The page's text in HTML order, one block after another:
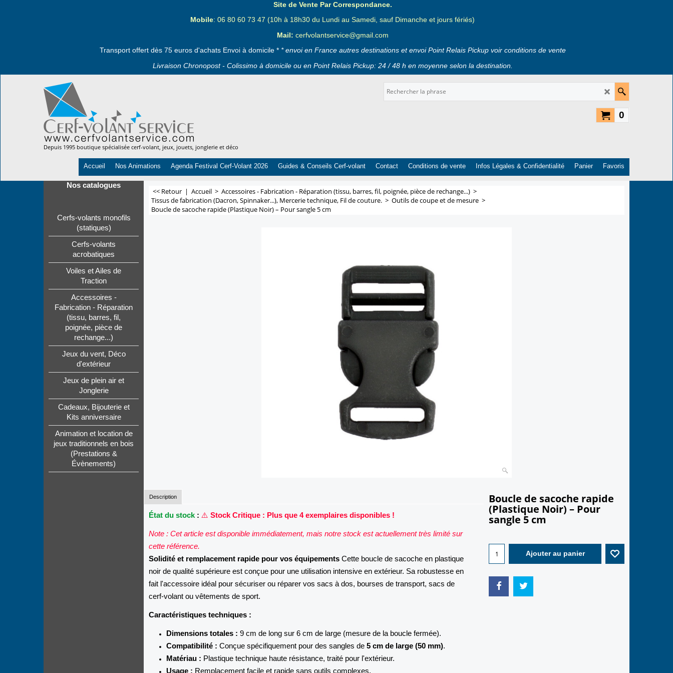
Site de Vente Par Correspondance.
Mobile: 06 80 60 73 47 (10h à 18h30 du Lundi au Samedi, sauf Dimanche et jours fériés)
Mail: cerfvolantservice@gmail.com
Transport offert dès 75 euros d'achats Envoi à domicile * * envoi en France autres destinations et envoi Point Relais Pickup voir conditions de vente
Livraison Chronopost - Colissimo à domicile ou en Point Relais Pickup: 24 / 48 h en moyenne selon la destination.
Depuis 1995 boutique spécialisée cerf-volant, jeux, jouets, jonglerie et déco
0
Accueil Nos Animations Agenda Festival Cerf-Volant 2026 Guides & Conseils Cerf-volant Contact Conditions de vente Infos Légales & Confidentialité Panier Favoris
Nos catalogues
Cerfs-volants monofils
(statiques)
Cerfs-volants
acrobatiques
Voiles et Ailes de
Traction
Accessoires -
Fabrication - Réparation
(tissu, barres, fil,
poignée, pièce de
rechange...)
Jeux du vent, Déco
d'extérieur
Jeux de plein air et
Jonglerie
Cadeaux, Bijouterie et
Kits anniversaire
Animation et location de
jeux traditionnels en bois
(Prestations &
Évènements)
<< Retour | Accueil > Accessoires - Fabrication - Réparation (tissu, barres, fil, poignée, pièce de rechange...) >
Tissus de fabrication (Dacron, Spinnaker...), Mercerie technique, Fil de couture. > Outils de coupe et de mesure >
Boucle de sacoche rapide (Plastique Noir) – Pour sangle 5 cm
Boucle de sacoche rapide
(Plastique Noir) – Pour
sangle 5 cm
Description
État du stock : ⚠️ Stock Critique : Plus que 4 exemplaires disponibles !
Note : Cet article est disponible immédiatement, mais notre stock est actuellement très limité sur
cette référence.
Solidité et remplacement rapide pour vos équipements Cette boucle de sacoche en plastique
noir de qualité supérieure est conçue pour une utilisation intensive en extérieur. Sa robustesse en
fait l'accessoire idéal pour sécuriser ou réparer vos sacs à dos, bourses de transport, sacs de
cerf-volant ou vêtements de sport.
Caractéristiques techniques :
Dimensions totales : 9 cm de long sur 6 cm de large (mesure de la boucle fermée).
Compatibilité : Conçue spécifiquement pour des sangles de5 cm de large (50 mm).
Matériau : Plastique technique haute résistance, traité pour l'extérieur.
Usage : Remplacement facile et rapide sans outils complexes.